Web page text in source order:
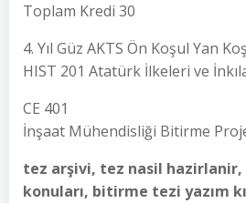
Toplam Kredi 30
4. Yıl Güz AKTS Ön Koşul Yan
HIST 201 Atatürk İlkeleri ve
CE 401
İnşaat Mühendisliği Bitirme
tez arşivi, tez nasil
konuları, bitirme tezi yazım